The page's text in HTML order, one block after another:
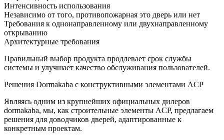
Интенсивность использования
Независимо от того, противопожарная это дверь или нет
Требования к однонаправленному или двухнаправленному
открыванию
Архитектурные требования
Правильный выбор продукта продлевает срок службы
системы и улучшает качество обслуживания пользователей.
Решения Dormakaba с конструктивными элементами ACP
Являясь одним из крупнейших официальных дилеров
dormakaba, мы, как строительные элементы ACP, предлагаем
решения для доводчиков дверей, адаптированные к
конкретным проектам.